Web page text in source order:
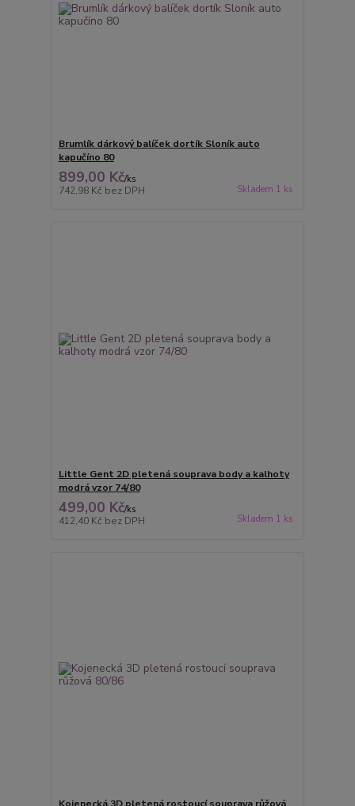
Brumlík dárkový balíček dortík Sloník auto
kapučíno 80
899,00 Kč/ks
742,98 Kč bez DPH Skladem 1 ks
Little Gent 2D pletená souprava body a kalhoty
modrá vzor 74/80
499,00 Kč/ks
412,40 Kč bez DPH Skladem 1 ks